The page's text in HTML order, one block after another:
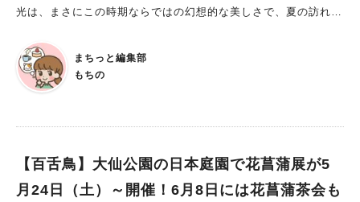
光は、まさにこの時期ならではの幻想的な美しさで、夏の訪れを
るって知っていますか？ 今回は、毎年大人気のイベントをご紹
介します。 ホタル観賞会 場所：堺市都市緑化センター内（里山
の庭） 日程：2025年5月31日（土）～6月8日（日）※6月2日
市緑化センター”内で、「ホタル鑑賞会」が行われます！ 「草や
う想いのもと運営されている施設で、このイベントも「自然環境
まちっと編集部
もちの
【百舌鳥】大仙公園の日本庭園で花菖蒲展が5
月24日（土）～開催！6月8日には花菖蒲茶会も